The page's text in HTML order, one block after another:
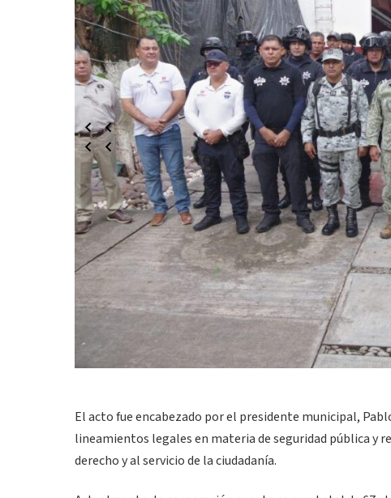
El acto fue encabezado por el presidente municipal,
lineamientos legales en materia de seguridad pública y
derecho y al servicio de la ciudadanía.